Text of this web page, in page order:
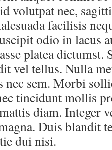
volutpat nec,
facilisis
odio in lacus
platea dictumst.
vel tellus. Nulla
nec sem. Morbi
tincidunt mollis
diam. Integer
Duis blandit
dui nisi.